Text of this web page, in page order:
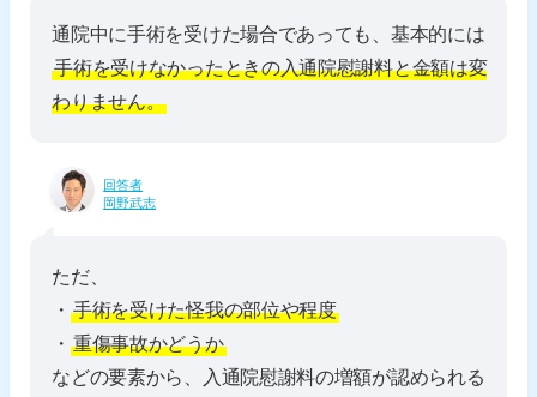
通院中に手術を受けた場合であっても、基本的には
手術を受けなかったときの入通院慰謝料と金額は変
わりません。
回答者
岡野武志
ただ、
・ 手術を受けた怪我の部位や程度
・ 重傷事故かどうか
などの要素から、入通院慰謝料の増額が認められる